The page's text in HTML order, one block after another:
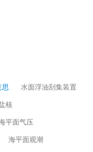
水面浮油刮集装置
核
平面气压
海平面观潮